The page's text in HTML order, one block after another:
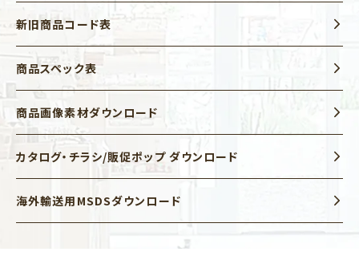
新旧商品コード表
商品スペック表
商品画像素材ダウンロード
カタログ・チラシ/販促ポップ ダウンロード
海外輸送用MSDSダウンロード